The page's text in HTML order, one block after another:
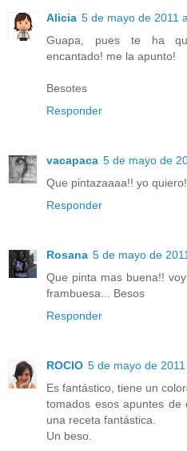
Alicia 5 de mayo de 2011
Guapa, pues te ha
encantado! me la apunto!
Besotes
Responder
vacapaca 5 de mayo de
Que pintazaaaa!! yo
Responder
Rosana 5 de mayo de
Que pinta mas buena!!
frambuesa... Besos
Responder
ROCIO 5 de mayo de
Es fantástico, tiene un
tomados esos apuntes
una receta fantástica.
Un beso.